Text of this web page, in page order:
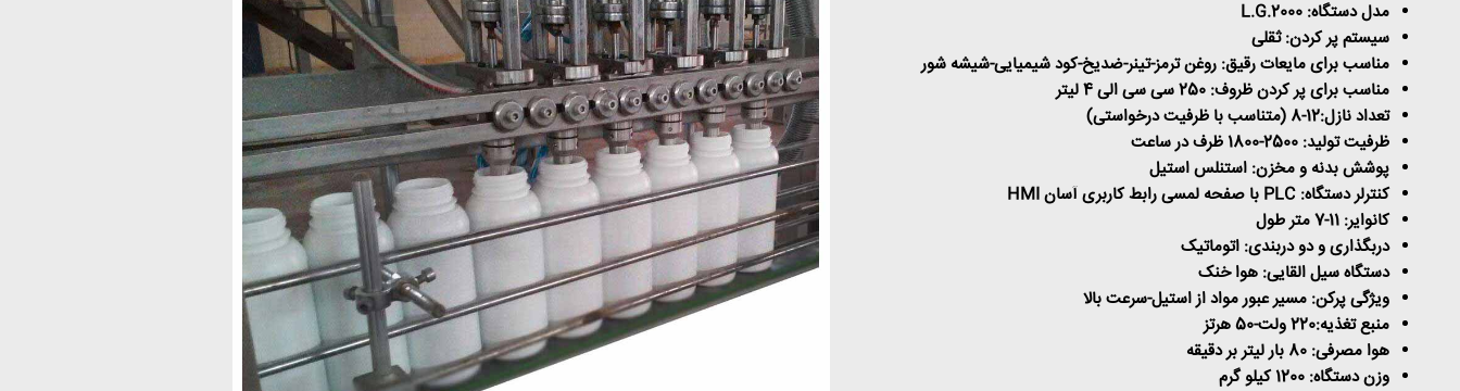
مدل دستگاه: L.G.2000
سیستم پر کردن: ثقلی
مناسب برای مایعات رقیق: روغن ترمز-تینر-ضدیخ-کود شیمیایی-شیشه شور
مناسب برای پر کردن ظروف: 250 سی سی الی 4 لیتر
تعداد نازل:12-8 (متناسب با ظرفیت درخواستی)
ظرفیت تولید: 2500-1800 ظرف در ساعت
پوشش بدنه و مخزن: استنلس استیل
کنترلر دستگاه:
با صفحه لمسی رابط کاربری آسانHMI
کانوایر: 11-7 متر طول
دربگذاری و دو دربندی: اتوماتیک
دستگاه سیل القایی: هوا خنک
ویژگی پرکن: مسیر عبور مواد از استیل-سرعت بالا
منبع تغذیه:220 ولت-50 هرتز
هوا مصرفی: 80 بار لیتر بر دقیقه
وزن دستگاه: 1200 کیلو گرم